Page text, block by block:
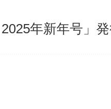
2025年新年号」